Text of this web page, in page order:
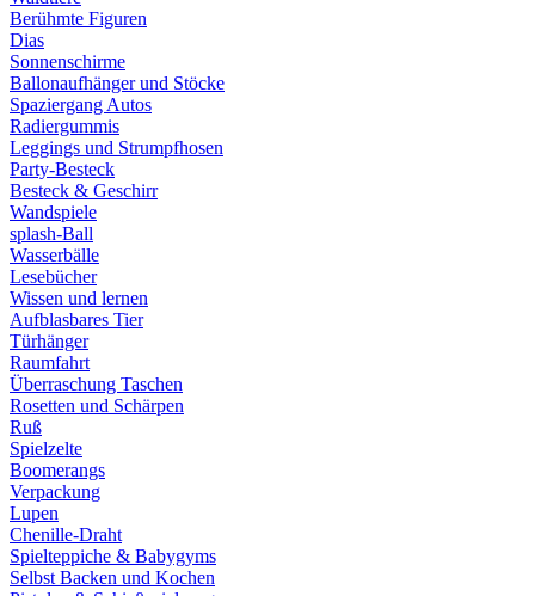
Berühmte Figuren
Dias
Sonnenschirme
Ballonaufhänger und Stöcke
Spaziergang Autos
Radiergummis
Leggings und Strumpfhosen
Party-Besteck
Besteck & Geschirr
Wandspiele
splash-Ball
Wasserbälle
Lesebücher
Wissen und lernen
Aufblasbares Tier
Türhänger
Raumfahrt
Überraschung Taschen
Rosetten und Schärpen
Ruß
Spielzelte
Boomerangs
Verpackung
Lupen
Chenille-Draht
Spielteppiche & Babygyms
Selbst Backen und Kochen